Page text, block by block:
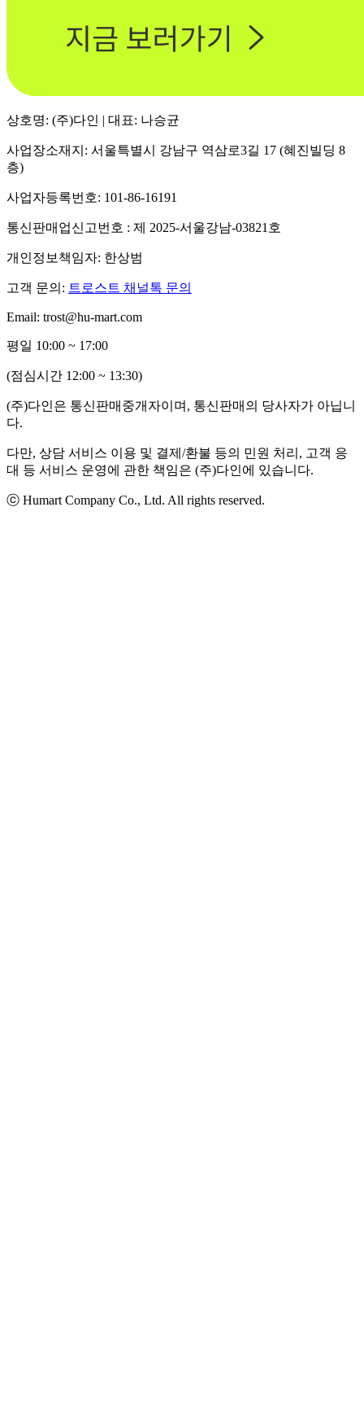
상호명: (주)다인 | 대표: 나승균
사업장소재지: 서울특별시 강남구 역삼로3길 17 (혜진빌딩 8
층)
사업자등록번호: 101-86-16191
통신판매업신고번호 : 제 2025-서울강남-03821호
개인정보책임자: 한상범
고객 문의: 트로스트 채널톡 문의
Email: trost@hu-mart.com
평일 10:00 ~ 17:00
(점심시간 12:00 ~ 13:30)
(주)다인은 통신판매중개자이며, 통신판매의 당사자가 아닙니
다.
다만, 상담 서비스 이용 및 결제/환불 등의 민원 처리, 고객 응
대 등 서비스 운영에 관한 책임은 (주)다인에 있습니다.
ⓒ Humart Company Co., Ltd. All rights reserved.